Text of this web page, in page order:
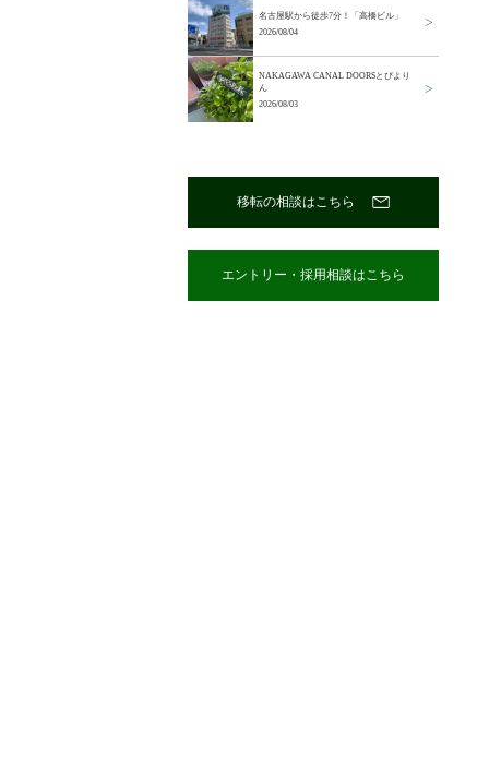
名古屋駅から徒歩7分！「高橋ビル」
2026/08/04
NAKAGAWA CANAL DOORSとぴより
ん
2026/08/03
移転の相談はこちら
エントリー・採用相談はこちら